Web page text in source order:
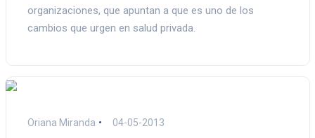
organizaciones, que apuntan a que es uno de los
cambios que urgen en salud privada.
Oriana Miranda 04-05-2013